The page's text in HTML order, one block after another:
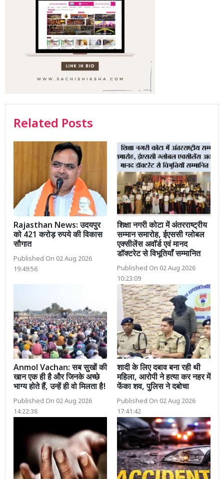
Related Posts
Rajasthan News: उदयपुर
को 421 करोड़ रुपये की विकास
सौगात
Published On 02 Aug 2026
19:49:56
शिक्षा नगरी कोटा में अंतरराष्ट्रीय
सम्मान समारोह, ईएससी ग्लोबल
एक्सीलेंस अवॉर्ड एवं मानद
डॉक्टरेट से विभूतियाँ सम्मानित
Published On 02 Aug 2026
10:23:09
Anmol Vachan: सब सुखों की
खान एक ही है और जिनके अच्छे
भाग्य होते हैं, उन्हें ही वो मिलता है!
Published On 02 Aug 2026
14:22:38
शादी के लिए दबाव बना रही थी
महिला, आरोपी ने हत्या कर नहर में
फेंका शव, पुलिस ने दबोचा
Published On 02 Aug 2026
17:41:42